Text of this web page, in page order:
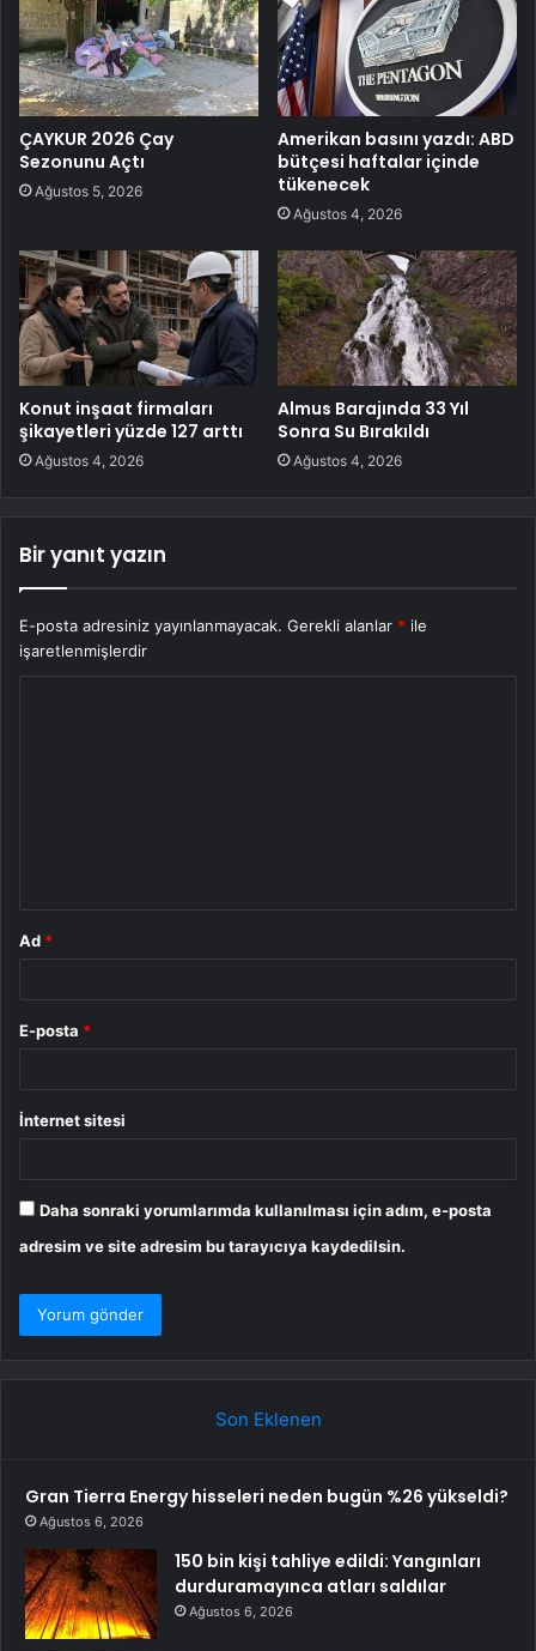
ÇAYKUR 2026 Çay
Sezonunu Açtı
Ağustos 5, 2026
Amerikan basını yazdı: ABD
bütçesi haftalar içinde
tükenecek
Ağustos 4, 2026
Konut inşaat firmaları
şikayetleri yüzde 127 arttı
Ağustos 4, 2026
Almus Barajında 33 Yıl
Sonra Su Bırakıldı
Ağustos 4, 2026
Bir yanıt yazın
E-posta adresiniz yayınlanmayacak. Gerekli alanlar * ile
işaretlenmişlerdir
Ad *
E-posta *
İnternet sitesi
Daha sonraki yorumlarımda kullanılması için adım, e-posta
adresim ve site adresim bu tarayıcıya kaydedilsin.
Son Eklenen
Gran Tierra Energy hisseleri neden bugün %26 yükseldi?
Ağustos 6, 2026
150 bin kişi tahliye edildi: Yangınları
durduramayınca atları saldılar
Ağustos 6, 2026